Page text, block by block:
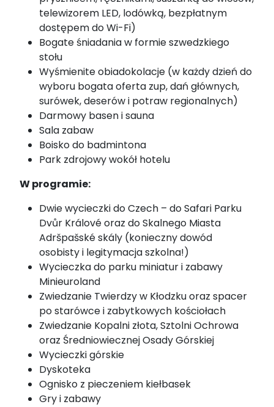
telewizorem LED, lodówką, bezpłatnym
dostępem do Wi-Fi)
Bogate śniadania w formie szwedzkiego
stołu
Wyśmienite obiadokolacje (w każdy dzień do
wyboru bogata oferta zup, dań głównych,
surówek, deserów i potraw regionalnych)
Darmowy basen i sauna
Sala zabaw
Boisko do badmintona
Park zdrojowy wokół hotelu
W programie:
Dwie wycieczki do Czech – do Safari Parku
Dvůr Králové oraz do Skalnego Miasta
Adršpašské skály (konieczny dowód
osobisty i legitymacja szkolna!)
Wycieczka do parku miniatur i zabawy
Minieuroland
Zwiedzanie Twierdzy w Kłodzku oraz spacer
po starówce i zabytkowych kościołach
Zwiedzanie Kopalni złota, Sztolni Ochrowa
oraz Średniowiecznej Osady Górskiej
Wycieczki górskie
Dyskoteka
Ognisko z pieczeniem kiełbasek
Gry i zabawy